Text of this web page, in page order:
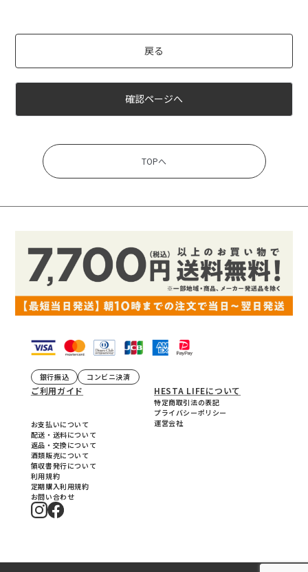
戻る
確認ページへ
TOPへ
銀行振込 コンビニ決済
ご利用ガイド
お支払いについて
配送・送料について
返品・交換について
酒類販売について
領収書発行について
利用規約
定期購入利用規約
お問い合わせ
HESTA LIFEについて
特定商取引法の表記
プライバシーポリシー
運営会社